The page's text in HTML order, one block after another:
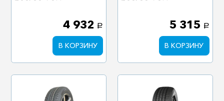
4 932 a
В КОРЗИНУ
5 315 a
В КОРЗИНУ